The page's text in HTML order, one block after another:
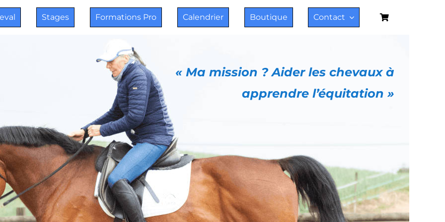
Stages Formations Pro Calendrier Boutique Contact
« Ma mission ? Aider les chevaux à
apprendre l’équitation »